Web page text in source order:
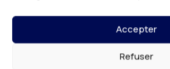
Accepter
Refuser
Avec des années d’expérience
la serrurerie, DR HABITAT
services de qualité à ses
de vous assurer une
respectant vos exigences et